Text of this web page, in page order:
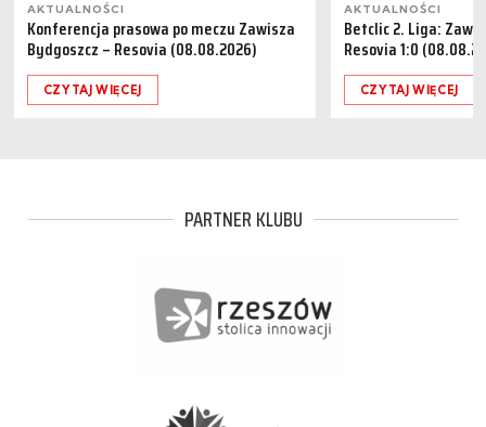
AKTUALNOŚCI
Konferencja prasowa po meczu Zawisza
Bydgoszcz – Resovia (08.08.2026)
CZYTAJ WIĘCEJ
AKTUALNOŚCI
Betclic 2. Liga:
Resovia 1:0
CZYTAJ WIĘCEJ
PARTNER KLUBU